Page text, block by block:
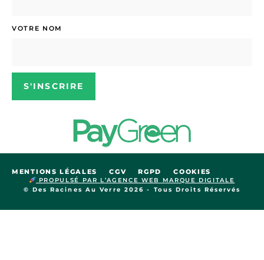
VOTRE NOM
S'INSCRIRE
© Des Racines Au Verre 2026 - Tous Droits Réservés
PROPULSÉ PAR L’AGENCE WEB MARQUE DIGITALE
MENTIONS LÉGALES CGV RGPD COOKIES